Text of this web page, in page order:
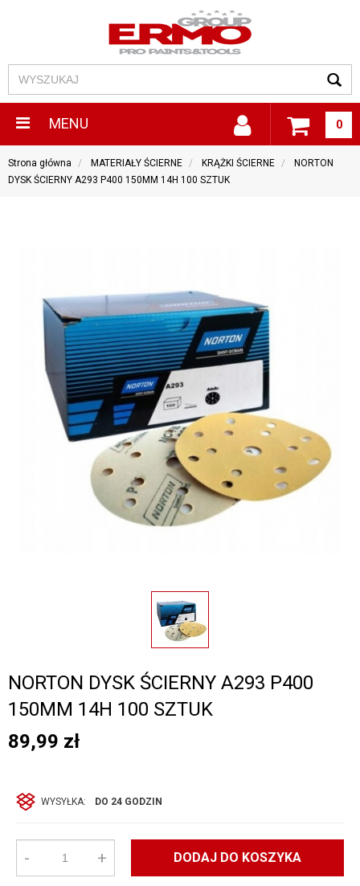
MENU 0
Strona główna MATERIAŁY ŚCIERNE KRĄŻKI ŚCIERNE
NORTON
DYSK ŚCIERNY A293 P400 150MM 14H 100 SZTUK
NORTON DYSK ŚCIERNY A293 P400
150MM 14H 100 SZTUK
89,99 zł
WYSYŁKA: DO 24 GODZIN
- + DODAJ DO KOSZYKA